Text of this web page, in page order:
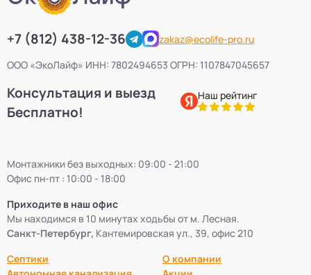
+7 (812) 438-12-36
zakaz@ecolife-pro.ru
ООО «ЭкоЛайф» ИНН: 7802494653 ОГРН: 1107847045657
Консультация и выезд
Бесплатно!
Наш рейтинг
Монтажники без выходных: 09:00 - 21:00
Офис пн-пт : 10:00 - 18:00
Приходите в наш офис
Мы находимся в 10 минутах ходьбы от м. Лесная.
Санкт-Петербург, Кантемировская ул., 39, офис 210
Септики
О компании